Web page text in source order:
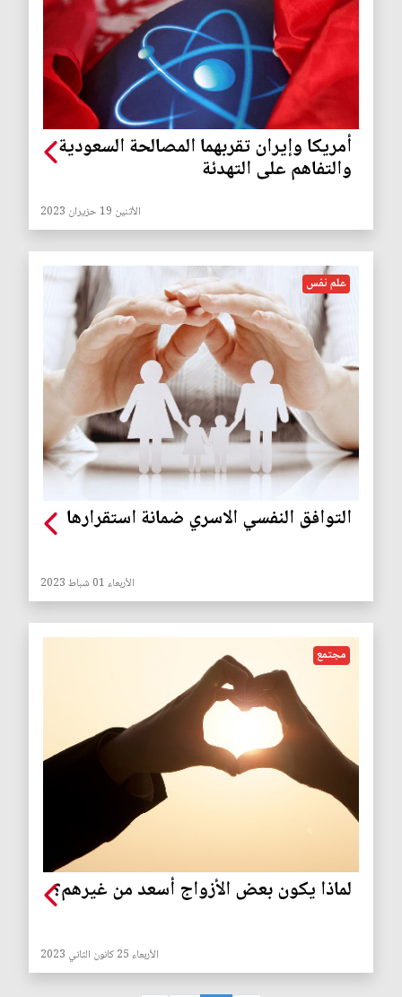
أمريكا وإيران تقربهما المصالحة السعودية
والتفاهم على التهدئة
الأثنين 19 حزيران 2023
علم نفس
التوافق النفسي الاسري ضمانة استقرارها
الأربعاء 01 شباط 2023
مجتمع
لماذا يكون بعض الأزواج أسعد من غيرهم؟
الأربعاء 25 كانون الثاني 2023